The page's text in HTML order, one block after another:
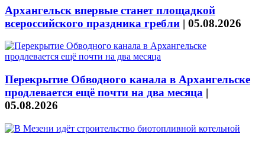
Архангельск впервые станет площадкой
всероссийского праздника гребли | 05.08.2026
Перекрытие Обводного канала в Архангельске
продлевается ещё почти на два месяца |
05.08.2026